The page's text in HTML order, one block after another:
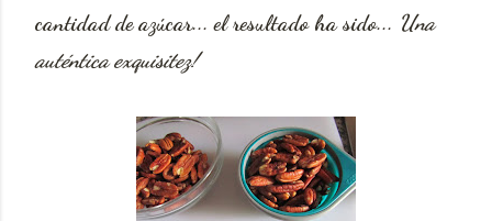
cantidad de azúcar... el resultado ha sido... Una
auténtica exquisitez!